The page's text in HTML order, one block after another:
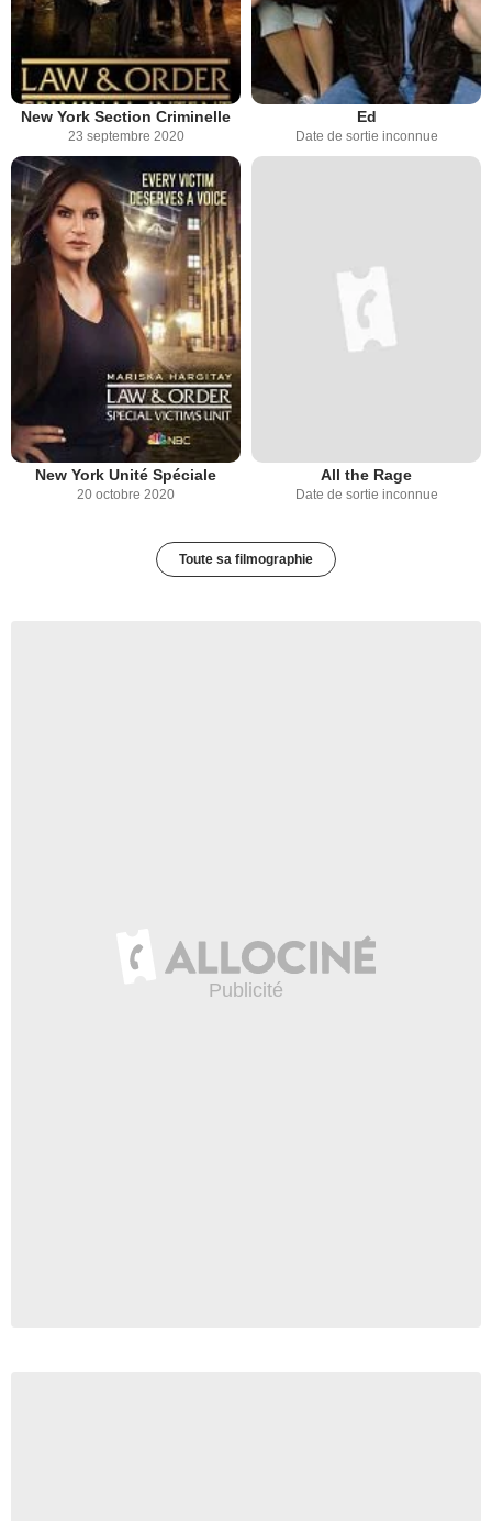
New York Section Criminelle
23 septembre 2020
Ed
Date de sortie inconnue
New York Unité Spéciale
20 octobre 2020
All the Rage
Date de sortie inconnue
Toute sa filmographie